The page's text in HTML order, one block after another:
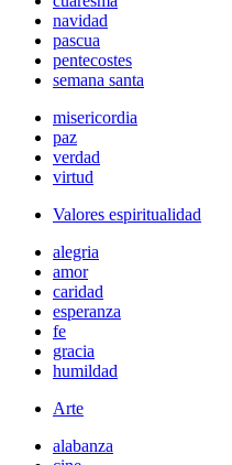
navidad
pascua
pentecostes
semana santa
misericordia
paz
verdad
virtud
Valores espiritualidad
alegria
amor
caridad
esperanza
fe
gracia
humildad
Arte
alabanza